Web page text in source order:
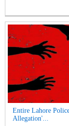
Entire Lahore
Allegation'...